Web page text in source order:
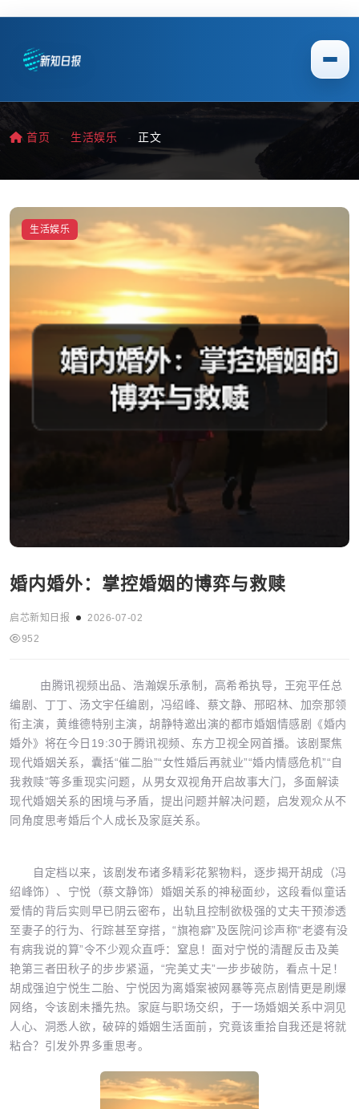
首页 生活娱乐 正文
生活娱乐
婚内婚外：掌控婚姻的博弈与救赎
启芯新知日报
2026-07-02
952
由腾讯视频出品、浩瀚娱乐承制，高希希执导，王宛平任总
编剧、丁丁、汤文宇任编剧，冯绍峰、蔡文静、邢昭林、加奈那领
衔主演，黄维德特别主演，胡静特邀出演的都市婚姻情感剧《婚内
婚外》将在今日19:30于腾讯视频、东方卫视全网首播。该剧聚焦
现代婚姻关系，囊括“催二胎”“女性婚后再就业”“婚内情感危机”“自
我救赎”等多重现实问题，从男女双视角开启故事大门，多面解读
现代婚姻关系的困境与矛盾，提出问题并解决问题，启发观众从不
同角度思考婚后个人成长及家庭关系。
自定档以来，该剧发布诸多精彩花絮物料，逐步揭开胡成（冯
绍峰饰）、宁悦（蔡文静饰）婚姻关系的神秘面纱，这段看似童话
爱情的背后实则早已阴云密布，出轨且控制欲极强的丈夫干预渗透
至妻子的行为、行踪甚至穿搭，“旗袍癖”及医院问诊声称“老婆有没
有病我说的算”令不少观众直呼：窒息！面对宁悦的清醒反击及美
艳第三者田秋子的步步紧逼，“完美丈夫”一步步破防，看点十足！
胡成强迫宁悦生二胎、宁悦因为离婚案被网暴等亮点剧情更是刷爆
网络，令该剧未播先热。家庭与职场交织，于一场婚姻关系中洞见
人心、洞悉人欲，破碎的婚姻生活面前，究竟该重拾自我还是将就
粘合？引发外界多重思考。